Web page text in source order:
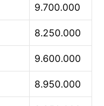
9.700.000
8.250.000
9.600.000
8.950.000